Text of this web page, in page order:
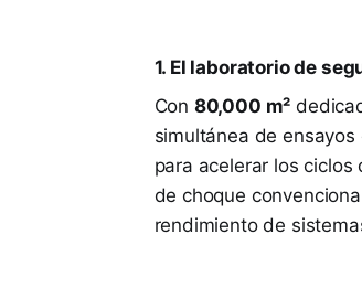
1. El laboratorio de
Con 80,000 m²
simultánea de
para acelerar los
de choque
rendimiento de